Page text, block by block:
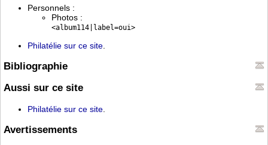
Personnels :
Photos :
<album114|label=oui>
Philatélie sur ce site
Bibliographie
Aussi sur ce site
Philatélie sur ce site.
Avertissements